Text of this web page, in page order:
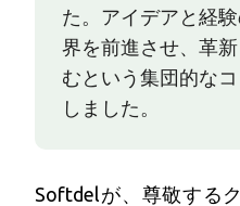
た。アイデアと経
界を前進させ、革
むという集団的な
しました。
Softdelが、尊敬する